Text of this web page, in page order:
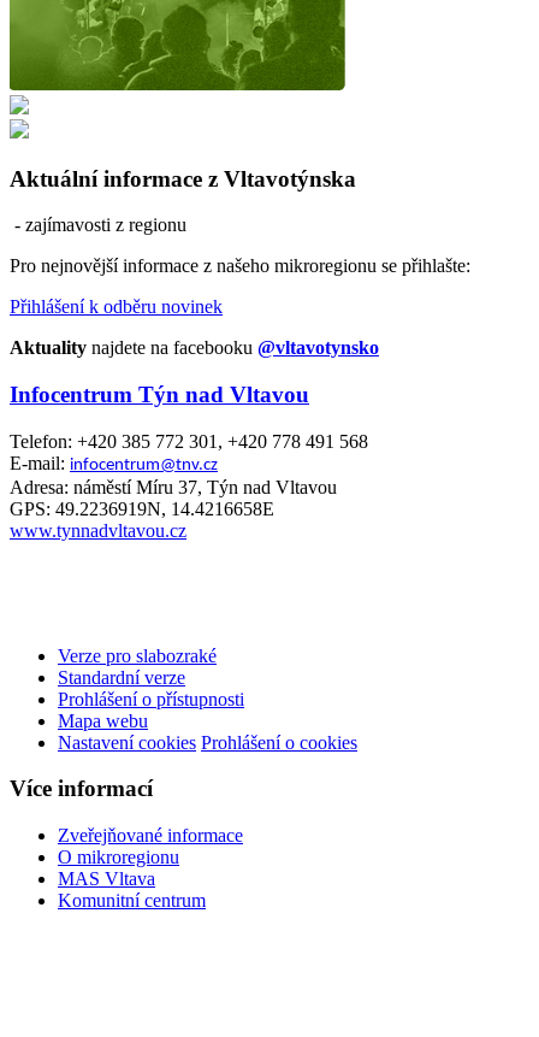
Aktuální informace z Vltavotýnska
- zajímavosti z regionu
Pro nejnovější informace z našeho mikroregionu se přihlašte:
Přihlášení k odběru novinek
Aktuality najdete na facebooku @vltavotynsko
Infocentrum Týn nad Vltavou
Telefon: +420 385 772 301, +420 778 491 568
E-mail: infocentrum@tnv.cz
Adresa: náměstí Míru 37, Týn nad Vltavou
GPS: 49.2236919N, 14.4216658E
www.tynnadvltavou.cz
Verze pro slabozraké
Standardní verze
Prohlášení o přístupnosti
Mapa webu
Nastavení cookies Prohlášení o cookies
Více informací
Zveřejňované informace
O mikroregionu
MAS Vltava
Komunitní centrum